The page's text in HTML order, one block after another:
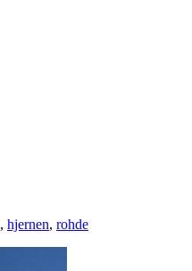
, hjernen, rohde